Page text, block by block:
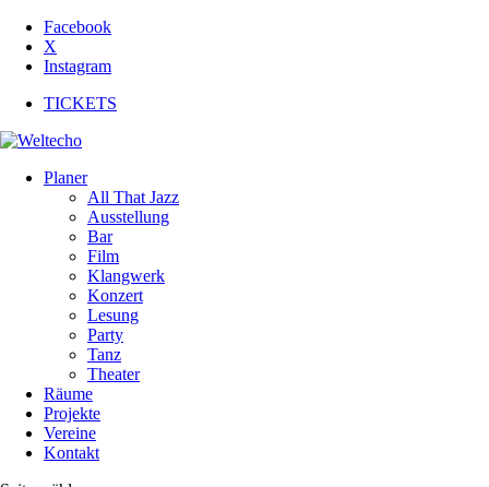
Facebook
X
Instagram
TICKETS
Planer
All That Jazz
Ausstellung
Bar
Film
Klangwerk
Konzert
Lesung
Party
Tanz
Theater
Räume
Projekte
Vereine
Kontakt